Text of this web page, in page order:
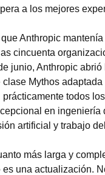
a los mejores
Anthropic
cincuenta
junio, Anthropic
clase Mythos
prácticamente todos
en ingeniería
artificial y trabajo
más larga y
es una actualización.